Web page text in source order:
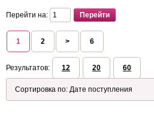
Перейти на:
1 2 > 6
Результатов: 12 20 60